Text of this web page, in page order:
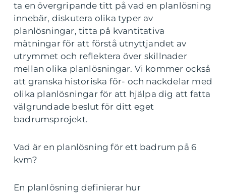
ta en övergripande titt på vad en planlösning
innebär, diskutera olika typer av
planlösningar, titta på kvantitativa
mätningar för att förstå utnyttjandet av
utrymmet och reflektera över skillnader
mellan olika planlösningar. Vi kommer också
att granska historiska för- och nackdelar med
olika planlösningar för att hjälpa dig att fatta
välgrundade beslut för ditt eget
badrumsprojekt.
Vad är en planlösning för ett badrum på 6
kvm?
En planlösning definierar hur